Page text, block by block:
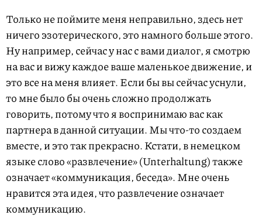
Только не поймите меня неправильно, здесь нет
ничего эзотерического, это намного больше этого.
Ну например, сейчас у нас с вами диалог, я смотрю
на вас и вижу каждое ваше маленькое движение, и
это все на меня влияет. Если бы вы сейчас уснули,
то мне было бы очень сложно продолжать
говорить, потому что я воспринимаю вас как
партнера в данной ситуации. Мы что-то создаем
вместе, и это так прекрасно. Кстати, в немецком
языке слово «развлечение» (Unterhaltung) также
означает «коммуникация, беседа». Мне очень
нравится эта идея, что развлечение означает
коммуникацию.